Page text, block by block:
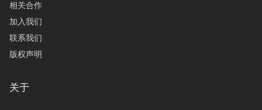
相关合作
加入我们
联系我们
版权声明
关于